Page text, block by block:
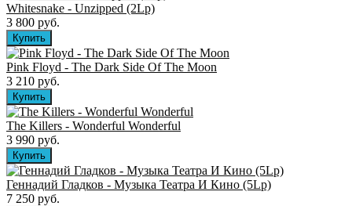
Whitesnake - Unzipped (2Lp)
3 800 руб.
Pink Floyd - The Dark Side Of The Moon
3 210 руб.
The Killers ‎- Wonderful Wonderful
3 990 руб.
Геннадий Гладков - Музыка Театра И Кино (5Lp)
7 250 руб.